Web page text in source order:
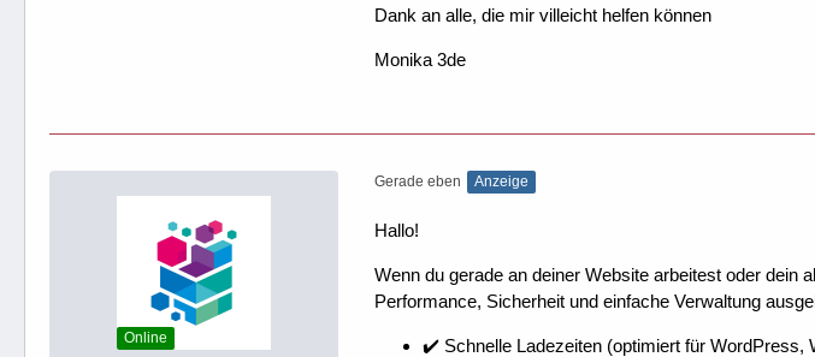
Dank an alle, die mir villeicht helfen können
Monika 3de
Online
Gerade eben Anzeige
Hallo!
Wenn du gerade an deiner Website arbeitest oder dein
Performance, Sicherheit und einfache Verwaltung
✔️ Schnelle Ladezeiten (optimiert für WordPress,